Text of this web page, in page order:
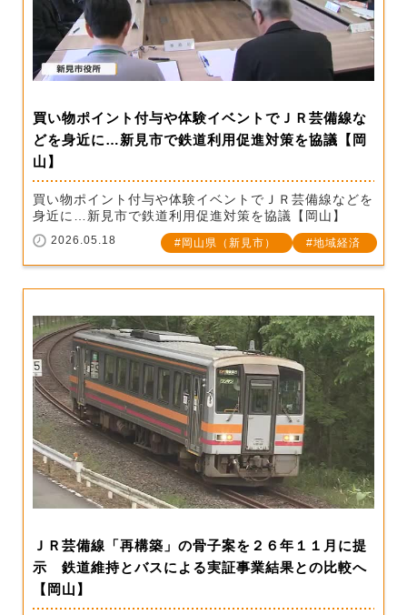
買い物ポイント付与や体験イベントでＪＲ芸備線な
どを身近に…新見市で鉄道利用促進対策を協議【岡
山】
買い物ポイント付与や体験イベントでＪＲ芸備線などを
身近に…新見市で鉄道利用促進対策を協議【岡山】
2026.05.18 岡山県（新見市） 地域経済
ＪＲ芸備線「再構築」の骨子案を２６年１１月に提
示 鉄道維持とバスによる実証事業結果との比較へ
【岡山】